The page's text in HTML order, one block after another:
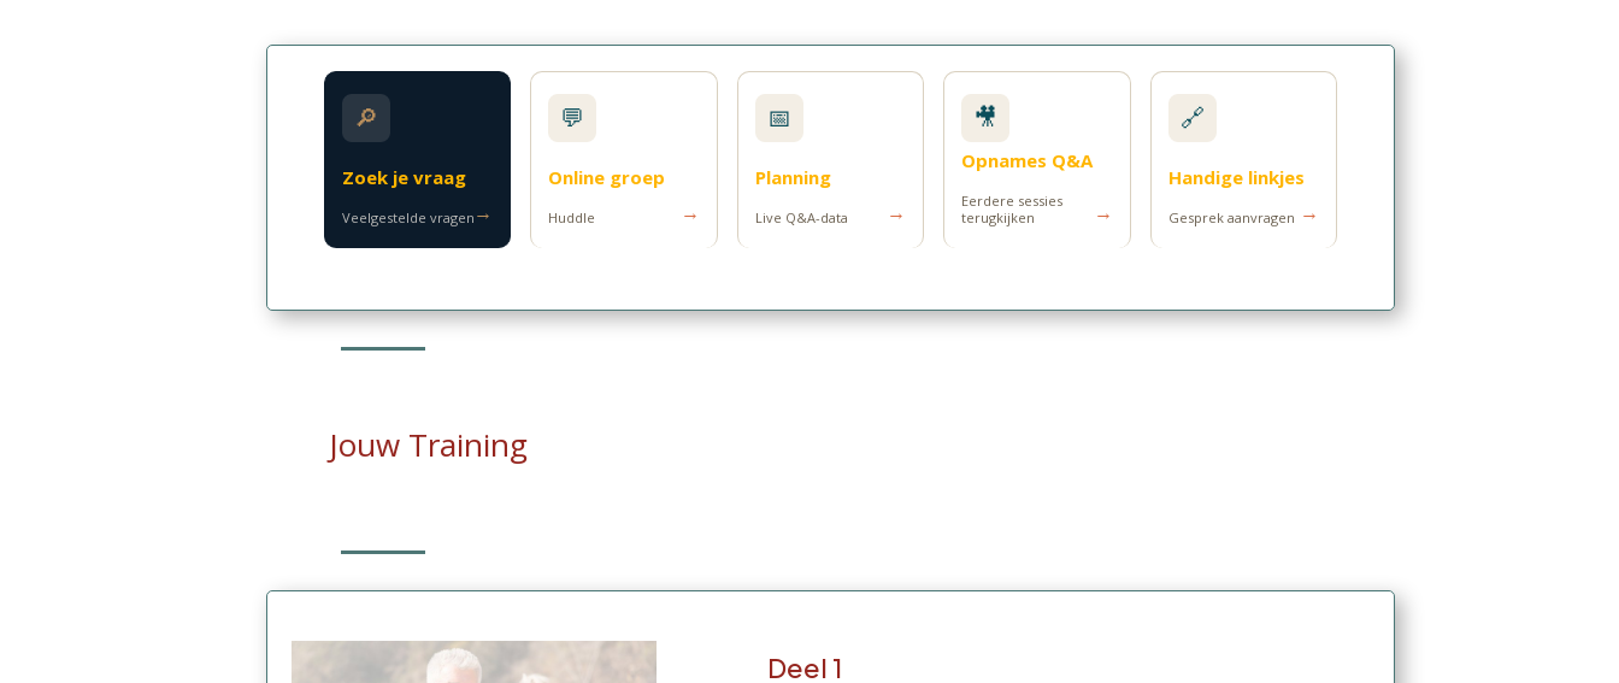
🔎
Zoek je vraag
Veelgestelde vragen →
💬
Online groep
Huddle →
📅
Planning
Live Q&A-data →
🎥
Opnames Q&A
Eerdere sessies
terugkijken
→
🔗
Handige linkjes
Gesprek aanvragen →
Jouw Training
Deel 1